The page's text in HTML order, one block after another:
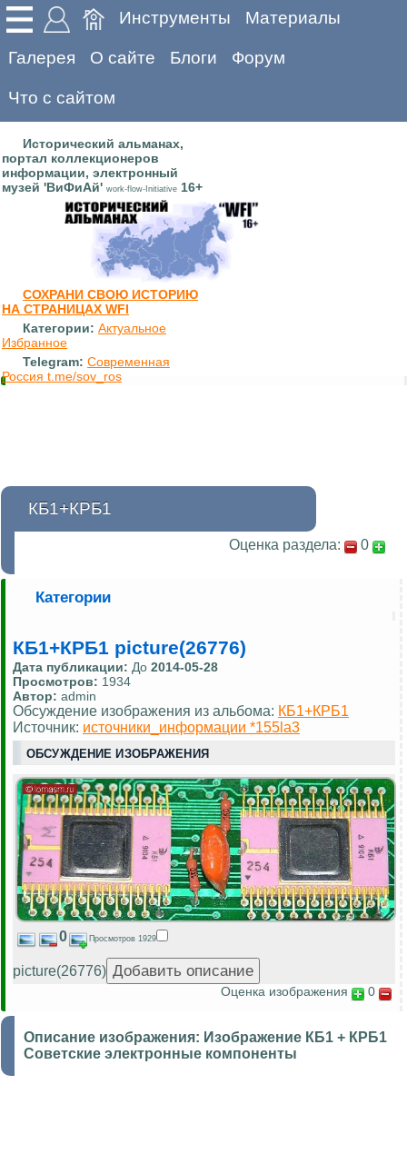
Инструменты Материалы
Галерея О сайте Блоги Форум
Что с сайтом
Исторический альманах,
портал коллекционеров
информации, электронный
музей 'ВиФиАй' work-flow-Initiative 16+
СОХРАНИ СВОЮ ИСТОРИЮ
НА СТРАНИЦАХ WFI
Категории: Актуальное
Избранное
Telegram: Современная
Россия t.me/sov_ros
КБ1+КРБ1
Оценка раздела: 0
Категории
КБ1+КРБ1 picture(26776)
Дата публикации: До 2014-05-28
Просмотров: 1934
Автор: admin
Обсуждение изображения из альбома: КБ1+КРБ1
Источник: источники_информации *155la3
ОБСУЖДЕНИЕ ИЗОБРАЖЕНИЯ
0 Просмотров 1929
picture(26776)
Оценка изображения 0
Описание изображения: Изображение КБ1 + КРБ1
Советские электронные компоненты